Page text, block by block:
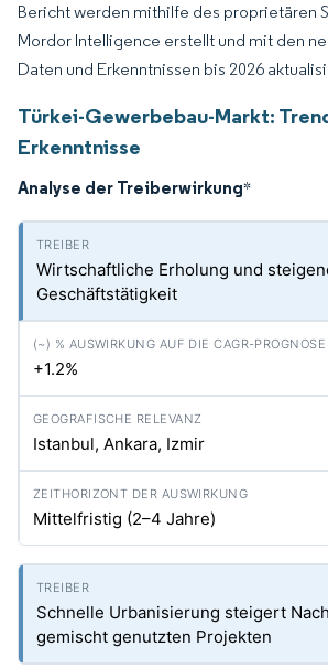
Bericht werden mithilfe des proprietären
Mordor Intelligence erstellt und mit den
Daten und Erkenntnissen bis 2026
Türkei-Gewerbebau-Markt:
Erkenntnisse
Analyse der Treiberwirkung*
Wirtschaftliche Erholung und
Geschäftstätigkeit
+1.2%
Istanbul, Ankara, Izmir
Mittelfristig (2–4 Jahre)
Schnelle Urbanisierung steigert
gemischt genutzten Projekten